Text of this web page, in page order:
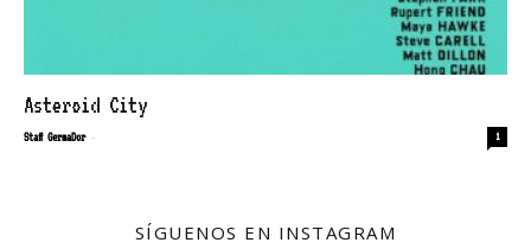
Asteroid City
Staff GermaDor - 1
SÍGUENOS EN INSTAGRAM